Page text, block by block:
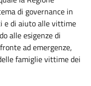
di governance in
e di aiuto alle vittime
alle esigenze di
ad emergenze,
famiglie vittime dei